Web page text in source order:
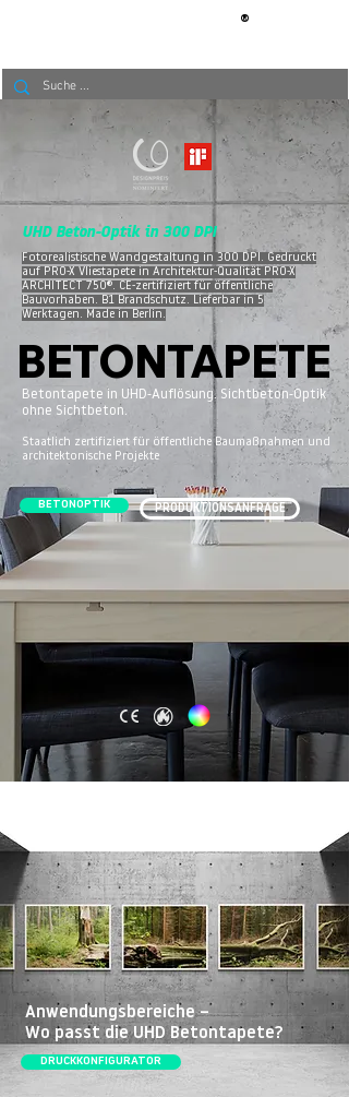
®
UHD Beton-Optik in 300 DPI
Fotorealistische Wandgestaltung in 300 DPI. Gedruckt
auf PRO-X Vliestapete in Architektur-Qualität PRO-X
ARCHITECT 750®. CE-zertifiziert für öffentliche
Bauvorhaben. B1 Brandschutz. Lieferbar in 5
Werktagen. Made in Berlin.
BETONTAPETE
BETONTAPETE
Betontapete in UHD-Auflösung. Sichtbeton-Optik
ohne Sichtbeton.
Staatlich zertifiziert für öffentliche Baumaßnahmen und
architektonische Projekte
BETONOPTIK PRODUKTIONSANFRAGE
Anwendungsbereiche –
Wo passt die UHD Betontapete?
DRUCKKONFIGURATOR